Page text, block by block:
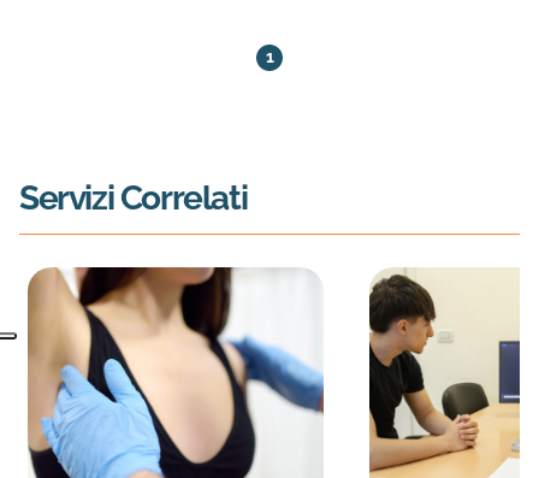
1
Servizi Correlati